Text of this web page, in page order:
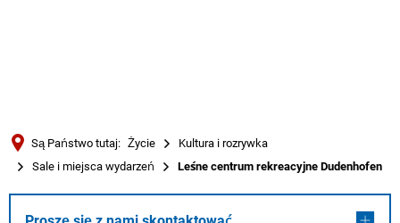
Русский
Są Państwo tutaj: Życie
Kultura i rozrywka
Sale i miejsca wydarzeń
Leśne centrum rekreacyjne Dudenhofen